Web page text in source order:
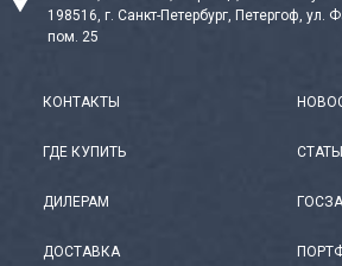
198516, г. Санкт-Петербург, Петергоф, ул.
пом. 25
КОНТАКТЫ
ГДЕ КУПИТЬ
ДИЛЕРАМ
ДОСТАВКА